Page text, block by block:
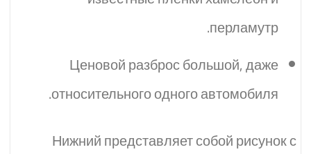
перламутр.
Ценовой разброс большой, даже
относительного одного автомобиля.
Нижний представляет собой рисунок с